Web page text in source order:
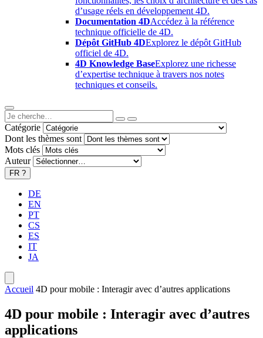
d’usage réels en développement 4D.
Documentation 4DAccédez à la référence
technique officielle de 4D.
Dépôt GitHub 4DExplorez le dépôt GitHub
officiel de 4D.
4D Knowledge BaseExplorez une richesse
d’expertise technique à travers nos notes
techniques et conseils.
Catégorie
Dont les thèmes sont
Mots clés
Auteur
FR ?
DE
EN
PT
CS
ES
IT
JA
Accueil 4D pour mobile : Interagir avec d’autres applications
4D pour mobile : Interagir avec d’autres
applications